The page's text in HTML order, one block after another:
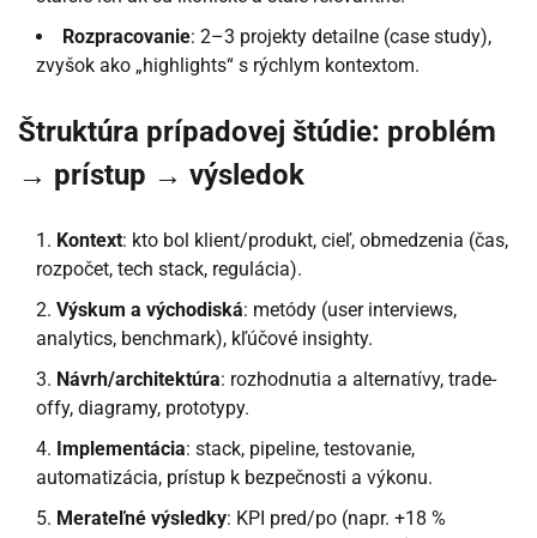
Rozpracovanie: 2–3 projekty detailne (case study),
zvyšok ako „highlights“ s rýchlym kontextom.
Štruktúra prípadovej štúdie: problém
→ prístup → výsledok
Kontext: kto bol klient/produkt, cieľ, obmedzenia (čas,
rozpočet, tech stack, regulácia).
Výskum a východiská: metódy (user interviews,
analytics, benchmark), kľúčové insighty.
Návrh/architektúra: rozhodnutia a alternatívy, trade-
offy, diagramy, prototypy.
Implementácia: stack, pipeline, testovanie,
automatizácia, prístup k bezpečnosti a výkonu.
Merateľné výsledky: KPI pred/po (napr. +18 %